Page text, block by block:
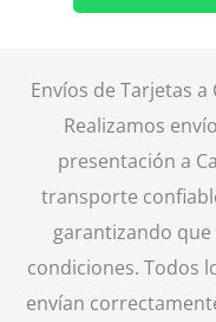
Envíos de Tarjetas
Realizamos
presentación a
transporte
garantizando
condiciones. Todos
envían